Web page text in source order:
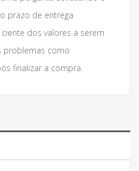
prazo de entrega
dos valores a serem
problemas como
finalizar a compra.